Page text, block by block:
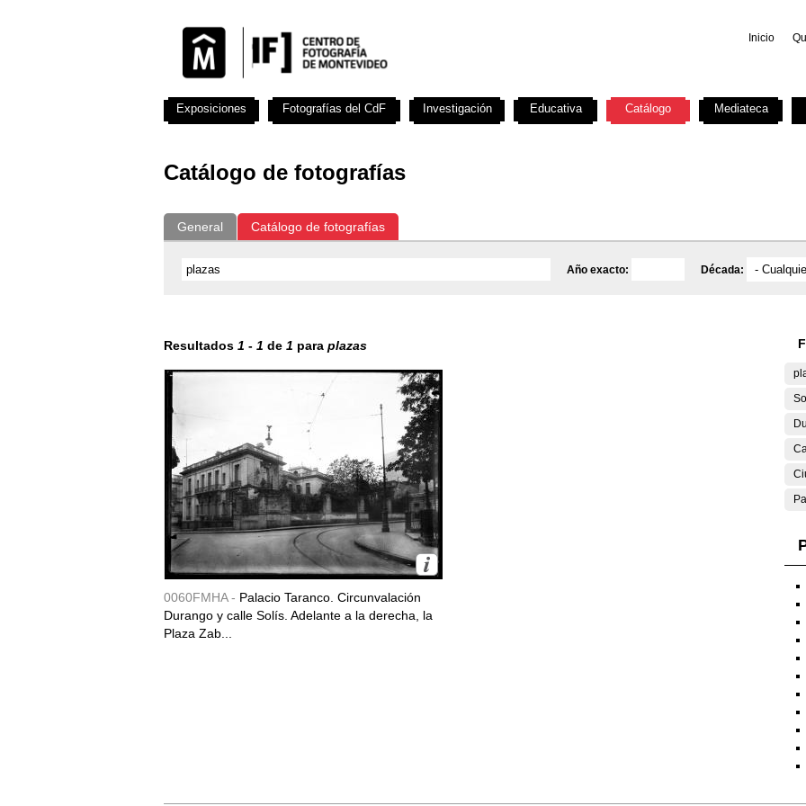
Inicio
Catálogo de fotografías
General Catálogo de fotografías
Año exacto: Década:
Resultados 1 - 1 de 1 para plazas
0060FMHA - Palacio Taranco. Circunvalación
Durango y calle Solís. Adelante a la derecha, la
Plaza Zab...
Exposiciones Fotografías del CdF Investigación Educativa Catálogo Mediateca